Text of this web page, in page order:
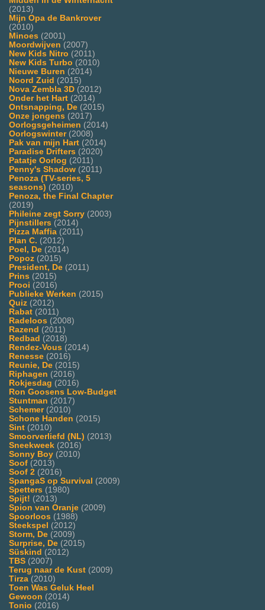
(2013)
Mijn Opa de Bankrover
(2010)
Minoes (2001)
Moordwijven (2007)
New Kids Nitro (2011)
New Kids Turbo (2010)
Nieuwe Buren (2014)
Noord Zuid (2015)
Nova Zembla 3D (2012)
Onder het Hart (2014)
Ontsnapping, De (2015)
Onze jongens (2017)
Oorlogsgeheimen (2014)
Oorlogswinter(2008)
Pak van mijn Hart (2014)
Paradise Drifters (2020)
Patatje Oorlog (2011)
Penny's Shadow (2011)
Penoza (TV-series, 5
seasons) (2010)
Penoza, the Final Chapter
(2019)
Phileine zegt Sorry (2003)
Pijnstillers (2014)
Pizza Maffia (2011)
Plan C. (2012)
Poel, De (2014)
Popoz (2015)
President, De (2011)
Prins (2015)
Prooi (2016)
Publieke Werken (2015)
Quiz (2012)
Rabat (2011)
Radeloos (2008)
Razend (2011)
Redbad (2018)
Rendez-Vous (2014)
Renesse (2016)
Reunie, De (2015)
Riphagen (2016)
Rokjesdag (2016)
Ron Goosens Low-Budget
Stuntman (2017)
Schemer(2010)
Schone Handen (2015)
Sint (2010)
Smoorverliefd (NL) (2013)
Sneekweek (2016)
Sonny Boy (2010)
Soof (2013)
Soof 2 (2016)
SpangaS op Survival (2009)
Spetters (1980)
Spijt! (2013)
Spion van Oranje (2009)
Spoorloos (1988)
Steekspel (2012)
Storm, De (2009)
Surprise, De (2015)
Süskind (2012)
TBS (2007)
Terug naar de Kust (2009)
Tirza (2010)
Toen Was Geluk Heel
Gewoon (2014)
Tonio (2016)